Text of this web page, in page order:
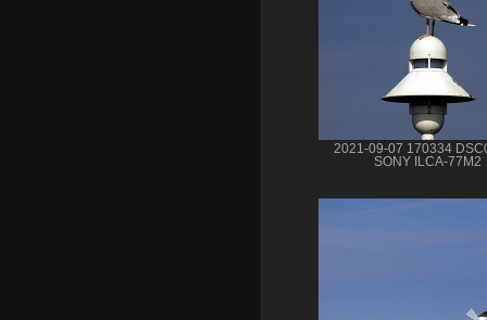
2021-09-07 170334
SONY ILCA-77M2